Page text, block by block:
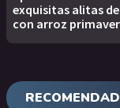
exquisitas alitas
con arroz